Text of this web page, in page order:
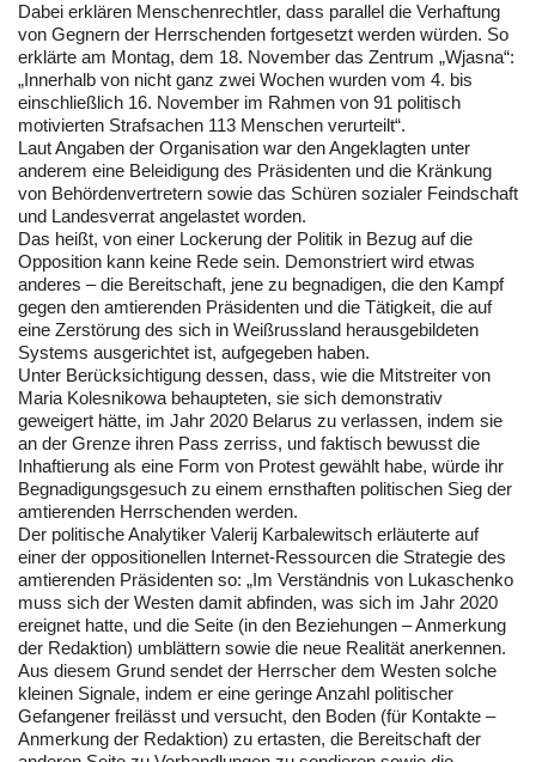
Dabei erklären Menschenrechtler, dass parallel die Verhaftung
von Gegnern der Herrschenden fortgesetzt werden würden. So
erklärte am Montag, dem 18. November das Zentrum „Wjasna“:
„Innerhalb von nicht ganz zwei Wochen wurden vom 4. bis
einschließlich 16. November im Rahmen von 91 politisch
motivierten Strafsachen 113 Menschen verurteilt“.
Laut Angaben der Organisation war den Angeklagten unter
anderem eine Beleidigung des Präsidenten und die Kränkung
von Behördenvertretern sowie das Schüren sozialer Feindschaft
und Landesverrat angelastet worden.
Das heißt, von einer Lockerung der Politik in Bezug auf die
Opposition kann keine Rede sein. Demonstriert wird etwas
anderes – die Bereitschaft, jene zu begnadigen, die den Kampf
gegen den amtierenden Präsidenten und die Tätigkeit, die auf
eine Zerstörung des sich in Weißrussland herausgebildeten
Systems ausgerichtet ist, aufgegeben haben.
Unter Berücksichtigung dessen, dass, wie die Mitstreiter von
Maria Kolesnikowa behaupteten, sie sich demonstrativ
geweigert hätte, im Jahr 2020 Belarus zu verlassen, indem sie
an der Grenze ihren Pass zerriss, und faktisch bewusst die
Inhaftierung als eine Form von Protest gewählt habe, würde ihr
Begnadigungsgesuch zu einem ernsthaften politischen Sieg der
amtierenden Herrschenden werden.
Der politische Analytiker Valerij Karbalewitsch erläuterte auf
einer der oppositionellen Internet-Ressourcen die Strategie des
amtierenden Präsidenten so: „Im Verständnis von Lukaschenko
muss sich der Westen damit abfinden, was sich im Jahr 2020
ereignet hatte, und die Seite (in den Beziehungen – Anmerkung
der Redaktion) umblättern sowie die neue Realität anerkennen.
Aus diesem Grund sendet der Herrscher dem Westen solche
kleinen Signale, indem er eine geringe Anzahl politischer
Gefangener freilässt und versucht, den Boden (für Kontakte –
Anmerkung der Redaktion) zu ertasten, die Bereitschaft der